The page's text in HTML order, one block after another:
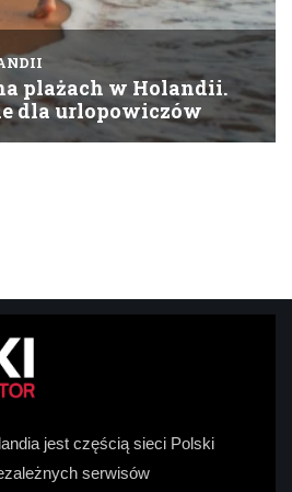
jest częścią sieci Polski
serwisów